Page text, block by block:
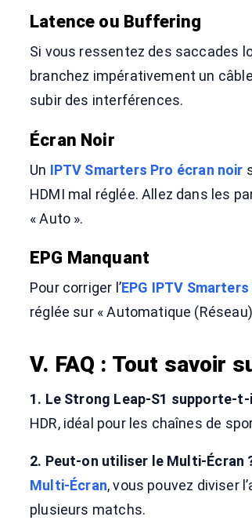
Latence ou Buffering
Si vous ressentez des saccades
branchez impérativement un
subir des interférences.
Écran Noir
Un IPTV Smarters Pro écran noir
HDMI mal réglée. Allez dans les
« Auto ».
EPG Manquant
Pour corriger l’EPG IPTV Smarters
réglée sur « Automatique (Réseau)
V. FAQ : Tout savoir
1. Le Strong Leap-S1 supporte-t-
HDR, idéal pour les chaînes de
2. Peut-on utiliser le Multi-Écran
Multi-Écran, vous pouvez diviser
plusieurs matchs.